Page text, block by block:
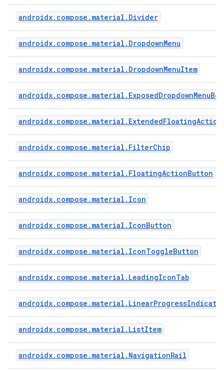
androidx.compose.material.Divider
androidx.compose.material.DropdownMenu
androidx.compose.material.DropdownMenuItem
androidx.compose.material.ExposedDropdownMenuBox
androidx.compose.material.FilterChip
androidx.compose.material.FloatingActionButton
androidx.compose.material.Icon
androidx.compose.material.IconButton
androidx.compose.material.IconToggleButton
androidx.compose.material.LeadingIconTab
androidx.compose.material.ListItem
androidx.compose.material.NavigationRail